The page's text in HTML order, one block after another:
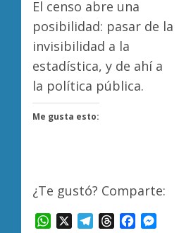
El censo abre una
posibilidad: pasar de la
invisibilidad a la
estadística, y de ahí a
la política pública.
Me gusta esto:
¿Te gustó? Comparte:
WhatsAppTelegram
ThreadsFacebook